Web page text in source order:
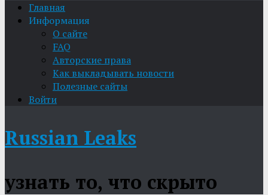
Главная
Информация
О сайте
FAQ
Авторские права
Как выкладывать новости
Полезные сайты
Войти
Russian Leaks
узнать то, что скрыто